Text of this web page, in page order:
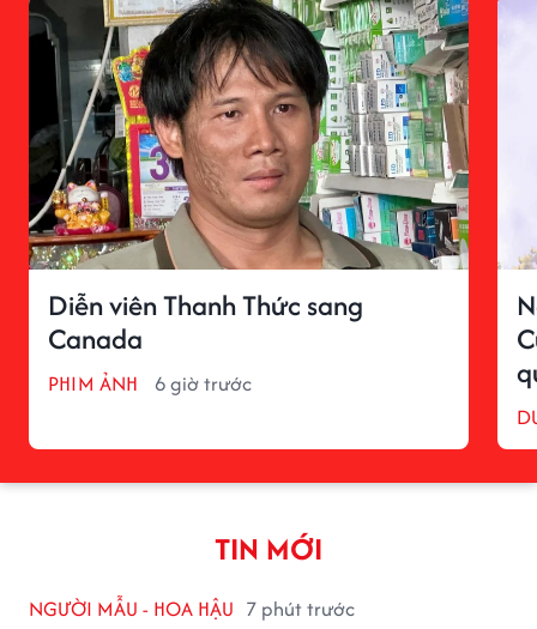
Diễn viên Thanh Thức sang
Canada
PHIM ẢNH 6 giờ trước
TIN MỚI
NGƯỜI MẪU - HOA HẬU 7 phút trước